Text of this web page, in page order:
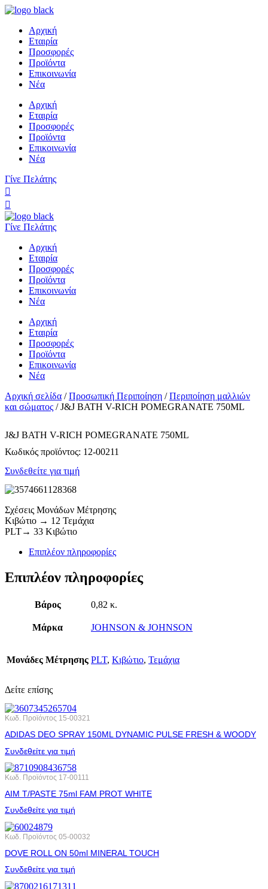
Αρχική
Εταιρία
Προσφορές
Προϊόντα
Επικοινωνία
Νέα
Αρχική
Εταιρία
Προσφορές
Προϊόντα
Επικοινωνία
Νέα
Γίνε Πελάτης
Γίνε Πελάτης
Αρχική
Εταιρία
Προσφορές
Προϊόντα
Επικοινωνία
Νέα
Αρχική
Εταιρία
Προσφορές
Προϊόντα
Επικοινωνία
Νέα
Αρχική σελίδα /Προσωπική Περιποίηση /Περιποίηση μαλλιών
και σώματος / J&J BATH V-RICH POMEGRANATE 750ML
J&J BATH V-RICH POMEGRANATE 750ML
Κωδικός προϊόντος: 12-00211
Συνδεθείτε για τιμή
Σχέσεις Μονάδων Μέτρησης
Κιβώτιο → 12 Τεμάχια
PLT→ 33 Κιβώτιο
Επιπλέον πληροφορίες
Επιπλέον πληροφορίες
Βάρος 0,82 κ.
Μάρκα JOHNSON & JOHNSON
Μονάδες Μέτρησης PLT, Κιβώτιο, Τεμάχια
Δείτε επίσης
Κωδ. Προϊόντος 15-00321
ADIDAS DEO SPRAY 150ML DYNAMIC PULSE FRESH & WOODY
Συνδεθείτε για τιμή
Κωδ. Προϊόντος 17-00111
AIM T/PASTE 75ml FAM PROT WHITE
Συνδεθείτε για τιμή
Κωδ. Προϊόντος 05-00032
DOVE ROLL ΟΝ 50ml MINERAL TOUCH
Συνδεθείτε για τιμή